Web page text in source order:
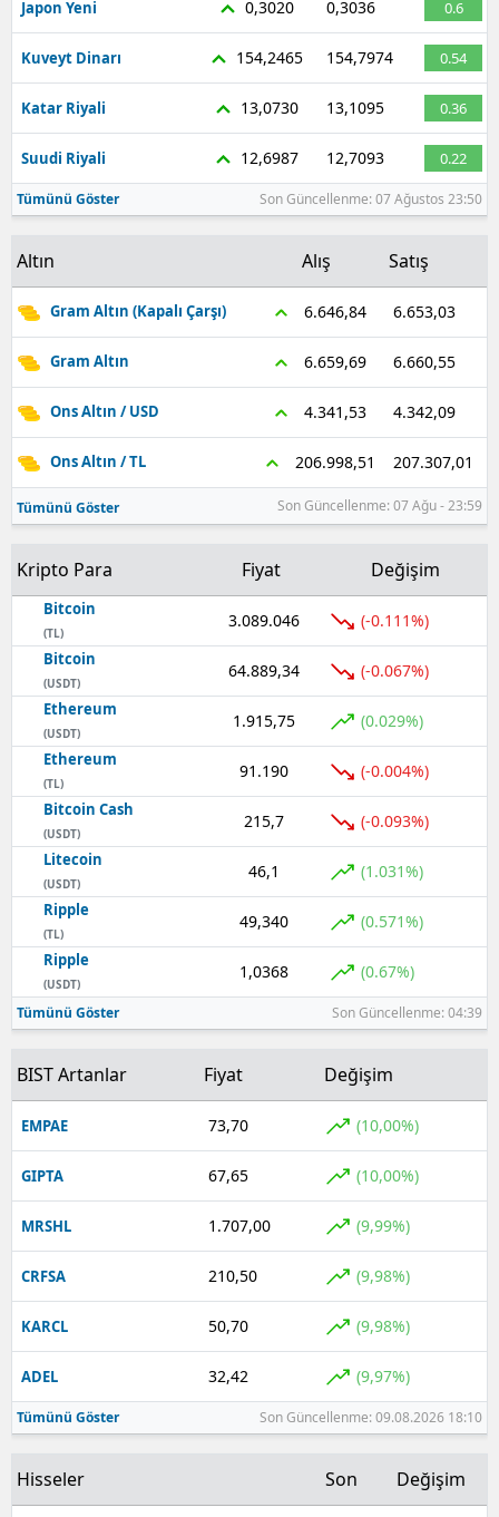
Malatya
Manisa
Kahramanmaraş
Mardin
Muğla
Nevşehir
Niğde
Rize
Sakarya
Sinop
Sivas
Tekirdağ
Tokat
Trabzon
Şanlıurfa
Uşak
Van
Zonguldak
Aksaray
Bayburt
Karaman
Kırıkkale
Batman
Şırnak
Bartın
Japon Yeni 0,3020 0,3036 0.6
Kuveyt Dinarı 154,2465 154,7974 0.54
Katar Riyali 13,0730 13,1095 0.36
Suudi Riyali 12,6987 12,7093 0.22
Tümünü Göster Son Güncellenme: 07 Ağustos 23:50
Altın Alış Satış
Gram Altın (Kapalı Çarşı) 6.646,84 6.653,03
Gram Altın 6.659,69 6.660,55
Ons Altın / USD 4.341,53 4.342,09
Ons Altın / TL 206.998,51 207.307,01
Tümünü Göster Son Güncellenme: 07 Ağu - 23:59
Kripto Para Fiyat Değişim
Bitcoin
(TL)
3.089.046 (-0.111%)
Bitcoin
(USDT)
64.889,34 (-0.067%)
Ethereum
(USDT)
1.915,75 (0.029%)
Ethereum
(TL)
91.190 (-0.004%)
Bitcoin Cash
(USDT)
215,7 (-0.093%)
Litecoin
(USDT)
46,1 (1.031%)
Ripple
(TL)
49,340 (0.571%)
Ripple
(USDT)
1,0368 (0.67%)
Tümünü Göster Son Güncellenme: 04:39
BIST Artanlar Fiyat Değişim
EMPAE 73,70 (10,00%)
GIPTA 67,65 (10,00%)
MRSHL 1.707,00 (9,99%)
CRFSA 210,50 (9,98%)
KARCL 50,70 (9,98%)
ADEL 32,42 (9,97%)
Tümünü Göster Son Güncellenme: 09.08.2026 18:10
Hisseler Son Değişim